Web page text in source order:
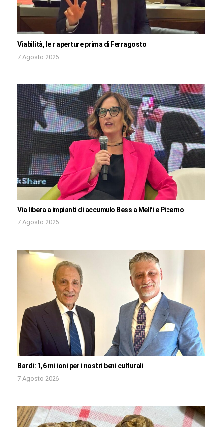
Viabilità, le riaperture prima di Ferragosto
7 Agosto 2026
Via libera a impianti di accumulo Bess a Melfi e Picerno
7 Agosto 2026
Bardi: 1,6 milioni per i nostri beni culturali
7 Agosto 2026